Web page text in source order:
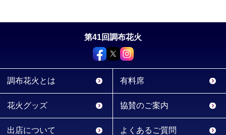
第41回調布花火
調布花火とは 有料席
花火グッズ 協賛のご案内
出店について よくあるご質問